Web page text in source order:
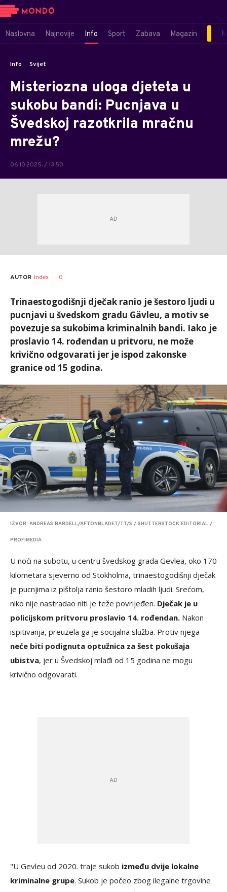
Naslovna Najnovije Info Sport Zabava Magazin
Info Svijet
Misteriozna uloga djeteta u
sukobu bandi: Pucnjava u
Švedskoj razotkrila mračnu
mrežu?
06.10.2025. / 13:50
AUTOR Index 0
Trinaestogodišnji dječak ranio je šestoro ljudi u
pucnjavi u švedskom gradu Gävleu, a motiv se
povezuje sa sukobima kriminalnih bandi. Iako je
proslavio 14. rođendan u pritvoru, ne može
krivično odgovarati jer je ispod zakonske
granice od 15 godina.
IZVOR: ANDREAS BARDELL/AFTONBLADET/TT/S / SHUTTERSTOCK EDITORIAL /
PROFIMEDIA
U noći na subotu, u centru švedskog grada Gevlea, oko 170
kilometara sjeverno od Stokholma, trinaestogodišnji dječak
je pucnjima iz pištolja ranio šestoro mladih ljudi. Srećom,
niko nije nastradao niti je teže povrijeđen. Dječak je u
policijskom pritvoru proslavio 14. rođendan. Nakon
ispitivanja, preuzela ga je socijalna služba. Protiv njega
neće biti podignuta optužnica za šest pokušaja
ubistva, jer u Švedskoj mlađi od 15 godina ne mogu
krivično odgovarati.
"U Gevleu od 2020. traje sukob između dvije lokalne
kriminalne grupe. Sukob je počeo zbog ilegalne trgovine